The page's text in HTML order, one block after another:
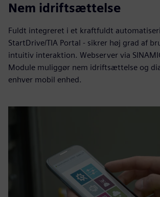
Nem idriftsættelse
Fuldt integreret i et kraftfuldt
StartDrive/TIA Portal - sikrer høj grad af
intuitiv interaktion. Webserver via
Module muliggør nem idriftsættelse og
enhver mobil enhed.